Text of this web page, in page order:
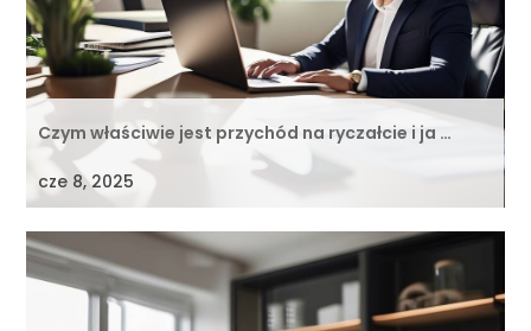
Czym właściwie jest przychód na ryczałcie i ja …
cze 8, 2025